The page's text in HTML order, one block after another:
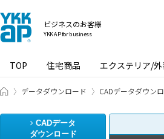
ビジネスのお客様
YKK AP for business
TOP 住宅商品 エクステリア/外
ビジネスのお客様 HOME
データダウンロード CADデータダウン
CADデータ
ダウンロード